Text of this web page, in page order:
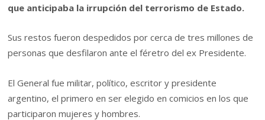
que anticipaba la irrupción del terrorismo de Estado.
Sus restos fueron despedidos por cerca de tres millones de
personas que desfilaron ante el féretro del ex Presidente.
El General fue militar, político, escritor y presidente
argentino, el primero en ser elegido en comicios en los que
participaron mujeres y hombres.